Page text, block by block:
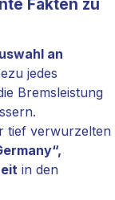
Fakten zu
an
jedes
Bremsleistung
tief verwurzelten
in den